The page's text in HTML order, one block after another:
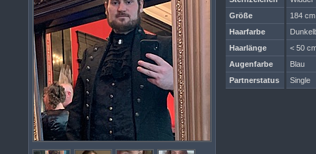
Größe
184 cm
Haarfarbe
Haarlänge
< 50
Augenfarbe
Blau
Partnerstatus
Single